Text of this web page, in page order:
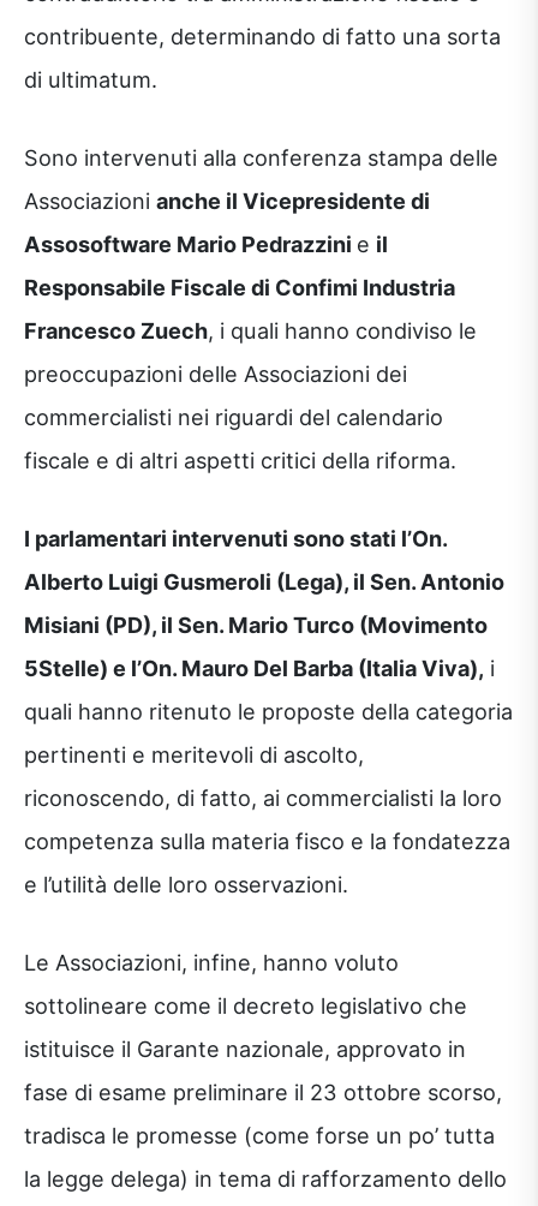
contribuente, determinando di fatto una sorta
di ultimatum.
Sono intervenuti alla conferenza stampa delle
Associazioni anche il Vicepresidente di
Assosoftware Mario Pedrazzini e il
Responsabile Fiscale di Confimi Industria
Francesco Zuech, i quali hanno condiviso le
preoccupazioni delle Associazioni dei
commercialisti nei riguardi del calendario
fiscale e di altri aspetti critici della riforma.
I parlamentari intervenuti sono stati l’On.
Alberto Luigi Gusmeroli (Lega), il Sen. Antonio
Misiani (PD), il Sen. Mario Turco (Movimento
5Stelle) e l’On. Mauro Del Barba (Italia Viva), i
quali hanno ritenuto le proposte della categoria
pertinenti e meritevoli di ascolto,
riconoscendo, di fatto, ai commercialisti la loro
competenza sulla materia fisco e la fondatezza
e l’utilità delle loro osservazioni.
Le Associazioni, infine, hanno voluto
sottolineare come il decreto legislativo che
istituisce il Garante nazionale, approvato in
fase di esame preliminare il 23 ottobre scorso,
tradisca le promesse (come forse un po’ tutta
la legge delega) in tema di rafforzamento dello